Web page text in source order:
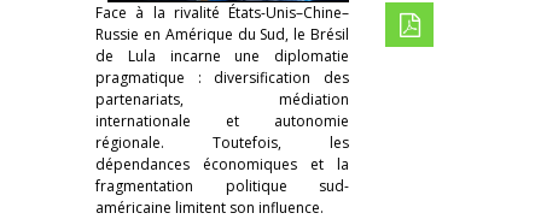
Face à la rivalité États-Unis–Chine–
Russie en Amérique du Sud, le Brésil
de Lula incarne une diplomatie
pragmatique : diversification des
partenariats, médiation
internationale et autonomie
régionale. Toutefois, les
dépendances économiques et la
fragmentation politique sud-
américaine limitent son influence.